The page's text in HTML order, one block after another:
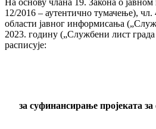
12/2016 – аутентично тумачење),
области јавног информисања
2023. годину („Службени лист
расписује:
за суфинансирање пројекaта